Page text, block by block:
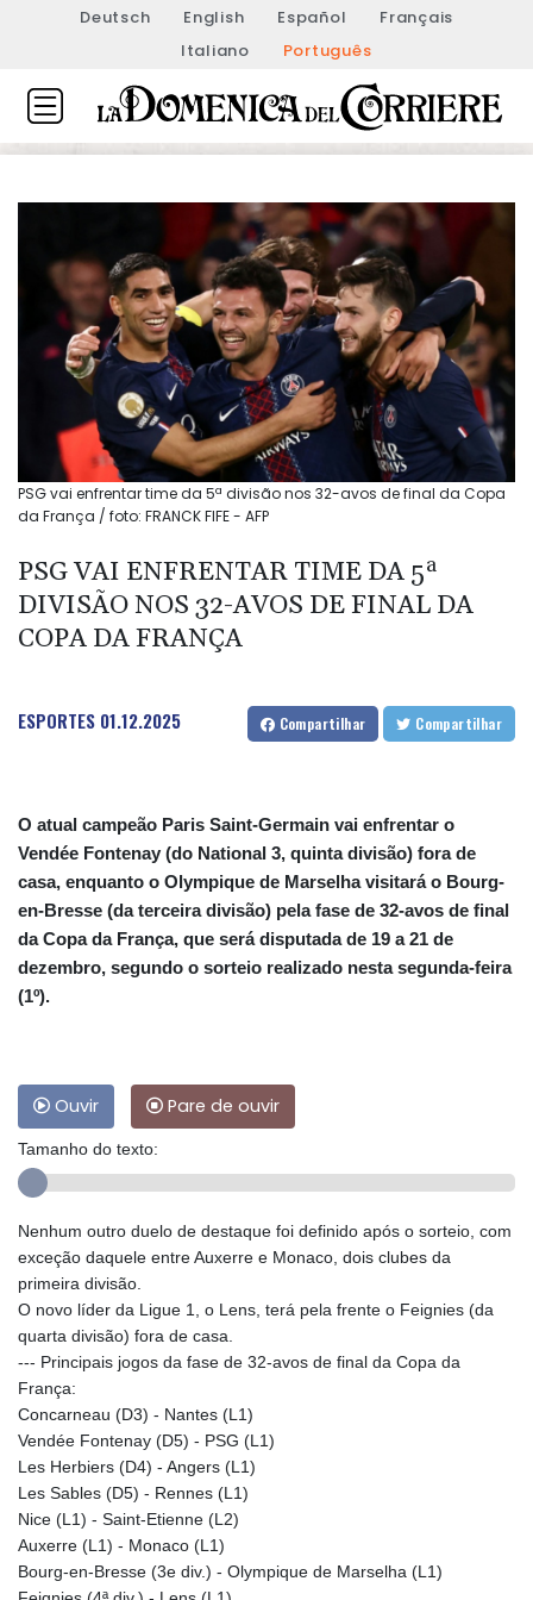
Deutsch English Español
Français
Italiano
Português
PSG vai enfrentar time da 5ª divisão nos 32-avos de final da Copa
da França / foto: FRANCK FIFE - AFP
PSG VAI ENFRENTAR TIME DA 5ª
DIVISÃO NOS 32-AVOS DE FINAL DA
COPA DA FRANÇA
ESPORTES 01.12.2025 Compartilhar Compartilhar
O atual campeão Paris Saint-Germain vai enfrentar o
Vendée Fontenay (do National 3, quinta divisão) fora de
casa, enquanto o Olympique de Marselha visitará o Bourg-
en-Bresse (da terceira divisão) pela fase de 32-avos de final
da Copa da França, que será disputada de 19 a 21 de
dezembro, segundo o sorteio realizado nesta segunda-feira
(1º).
Ouvir Pare de ouvir
Tamanho do texto:
Nenhum outro duelo de destaque foi definido após o sorteio, com
exceção daquele entre Auxerre e Monaco, dois clubes da
primeira divisão.
O novo líder da Ligue 1, o Lens, terá pela frente o Feignies (da
quarta divisão) fora de casa.
--- Principais jogos da fase de 32-avos de final da Copa da
França:
Concarneau (D3) - Nantes (L1)
Vendée Fontenay (D5) - PSG (L1)
Les Herbiers (D4) - Angers (L1)
Les Sables (D5) - Rennes (L1)
Nice (L1) - Saint-Etienne (L2)
Auxerre (L1) - Monaco (L1)
Bourg-en-Bresse (3e div.) - Olympique de Marselha (L1)